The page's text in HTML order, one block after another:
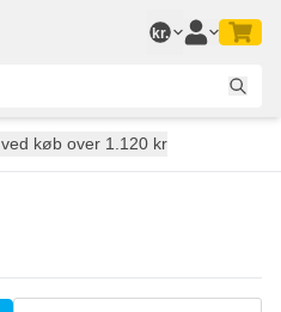
kr.
vi sender i dag
ved køb over 1.120 kr